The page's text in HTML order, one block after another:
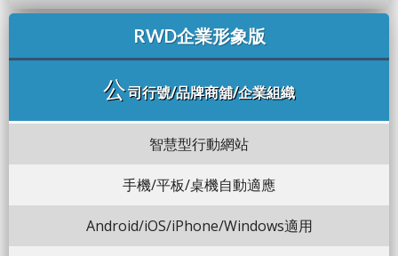
RWD企業形象版
公司行號/品牌商舖/企業組織
智慧型行動網站
手機/平板/桌機自動適應
Android/iOS/iPhone/Windows適用